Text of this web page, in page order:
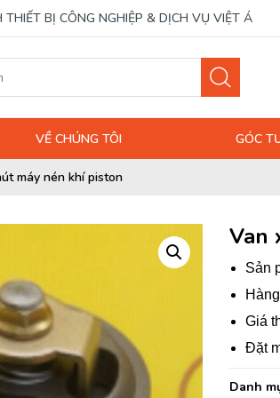
THIẾT BỊ CÔNG NGHIỆP & DỊCH VỤ VIỆT Á
VỀ CHÚNG TÔI GÓC
máy nén khí piston
Van
Sản
Giá
Đặt
Danh